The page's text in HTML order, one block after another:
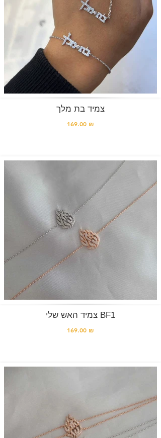
צמיד בת מלך
169.00 ₪
צמיד האש שלי BF1
169.00 ₪